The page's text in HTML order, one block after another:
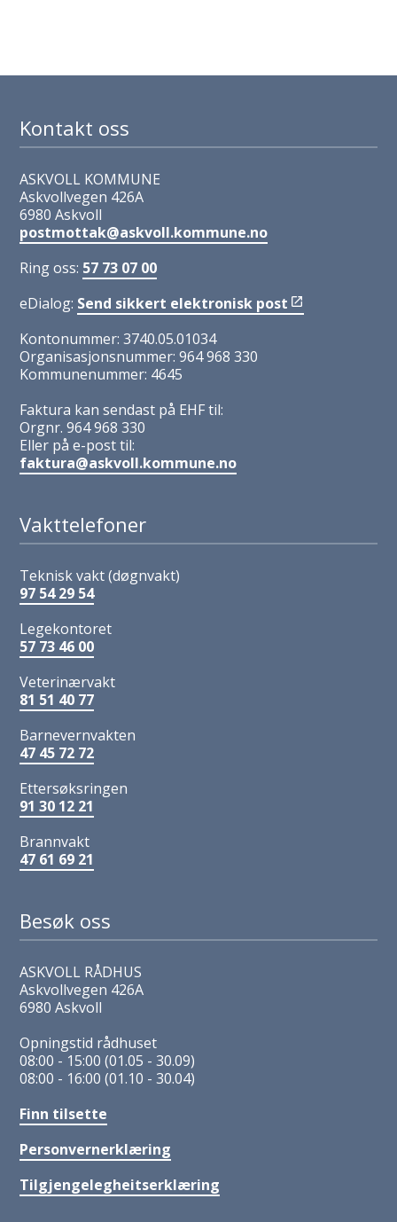
Kontakt oss
ASKVOLL KOMMUNE
Askvollvegen 426A
6980 Askvoll
postmottak@askvoll.kommune.no
Ring oss: 57 73 07 00
eDialog: Send sikkert elektronisk post
Kontonummer: 3740.05.01034
Organisasjonsnummer: 964 968 330
Kommunenummer: 4645
Faktura kan sendast på EHF til:
Orgnr. 964 968 330
Eller på e-post til:
faktura@askvoll.kommune.no
Vakttelefoner
Teknisk vakt (døgnvakt)
97 54 29 54
Legekontoret
57 73 46 00
Veterinærvakt
81 51 40 77
Barnevernvakten
47 45 72 72
Ettersøksringen
91 30 12 21
Brannvakt
47 61 69 21
Besøk oss
ASKVOLL RÅDHUS
Askvollvegen 426A
6980 Askvoll
Opningstid rådhuset
08:00 - 15:00 (01.05 - 30.09)
08:00 - 16:00 (01.10 - 30.04)
Finn tilsette
Personvernerklæring
Tilgjengelegheitserklæring